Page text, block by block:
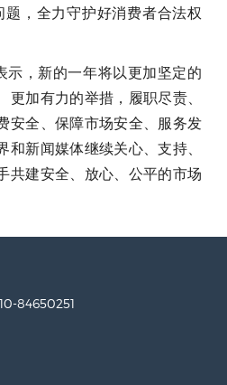
题，全力守护好消费者合法权
示，新的一年将以更加坚定的
更加有力的举措，履职尽责、
安全、保障市场安全、服务发
和新闻媒体继续关心、支持、
共建安全、放心、公平的市场
84650251